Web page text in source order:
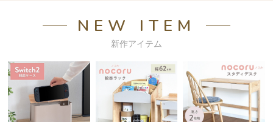
NEW ITEM
新作アイテム